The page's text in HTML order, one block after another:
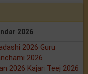
2026
2026 Guru
2026
2026 Kajari Teej 2026